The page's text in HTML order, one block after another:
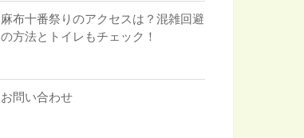
麻布十番祭りのアクセスは？混雑回避
の方法とトイレもチェック！
お問い合わせ